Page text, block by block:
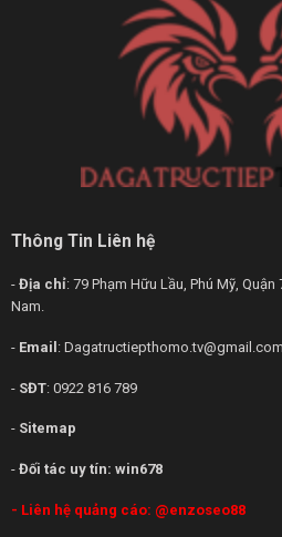
Thông Tin Liên hệ
- Địa chỉ: 79 Phạm Hữu Lầu, Phú Mỹ,
Nam.
- Email: Dagatructiepthomo.tv@gmail.com
- SĐT: 0922 816 789
- Sitemap
- Đối tác uy tín: win678
- Liên hệ quảng cáo: @enzoseo88